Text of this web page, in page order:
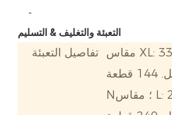
-
التعبئة والتغليف & التسليم
تفاصيل التعبئة
مقاس XL: 33*45.7*12.7 سم؛ 12
قطعة/كيس مقابل. 144 قطعة/CT
N؛ مقاس L: 26*32*12.5 سم؛ 12